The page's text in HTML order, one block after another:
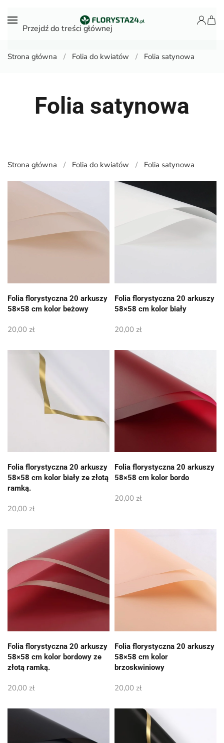
Przejdź do treści głównej
Strona główna Folia do kwiatów Folia satynowa
Folia satynowa
Strona główna Folia do kwiatów Folia satynowa
Folia florystyczna 20 arkuszy
58×58 cm kolor beżowy
20,00 zł
Folia florystyczna 20 arkuszy
58×58 cm kolor biały
20,00 zł
Folia florystyczna 20 arkuszy
58×58 cm kolor biały ze złotą
ramką.
20,00 zł
Folia florystyczna 20 arkuszy
58×58 cm kolor bordo
20,00 zł
Folia florystyczna 20 arkuszy
58×58 cm kolor bordowy ze
złotą ramką.
20,00 zł
Folia florystyczna 20 arkuszy
58×58 cm kolor
brzoskwiniowy
20,00 zł